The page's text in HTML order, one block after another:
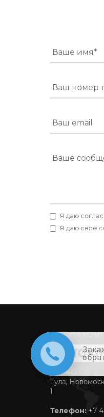
Ваше имя*
Ваш номер
Ваш email
Ваше
Я даю
Я даю своё
ГРУППА
Адрес:
Тула,
1
Телефон: +7